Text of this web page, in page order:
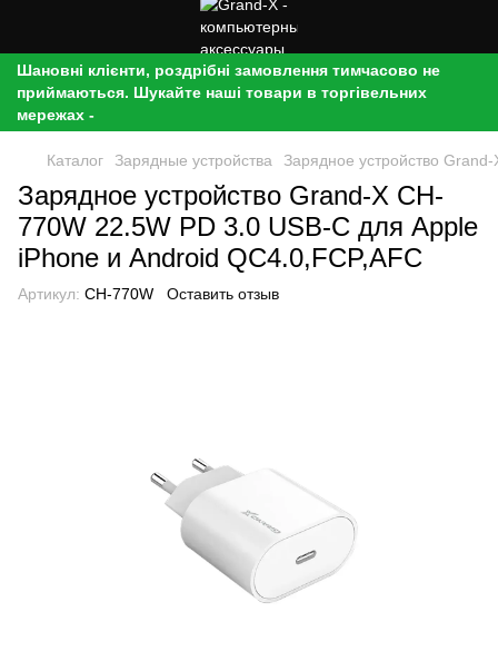
Шановні клієнти, роздрібні замовлення тимчасово не
приймаються. Шукайте наші товари в торгівельних
мережах -
Каталог Зарядные устройства Зарядное устройство
Зарядное устройство Grand-X CH-
770W 22.5W PD 3.0 USB-C для Apple
iPhone и Android QC4.0,FCP,AFC
Артикул: CH-770W Оставить отзыв